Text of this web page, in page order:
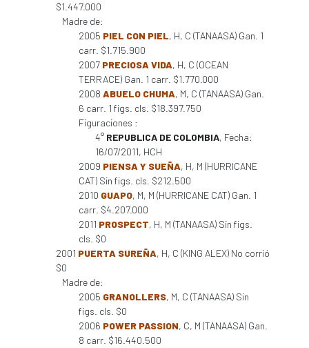
$1.447.000
Madre de:
2005 PIEL CON PIEL, H, C (TANAASA) Gan. 1
carr. $1.715.900
2007 PRECIOSA VIDA, H, C (OCEAN
TERRACE) Gan. 1 carr. $1.770.000
2008 ABUELO CHUMA, M, C (TANAASA) Gan.
6 carr. 1 figs. cls. $18.397.750
Figuraciones :
4° REPUBLICA DE COLOMBIA, Fecha:
16/07/2011, HCH
2009 PIENSA Y SUEÑA, H, M (HURRICANE
CAT) Sin figs. cls. $212.500
2010 GUAPO, M, M (HURRICANE CAT) Gan. 1
carr. $4.207.000
2011 PROSPECT, H, M (TANAASA) Sin figs.
cls. $0
2001 PUERTA SUREÑA, H, C (KING ALEX) No corrió
$0
Madre de:
2005 GRANOLLERS, M, C (TANAASA) Sin
figs. cls. $0
2006 POWER PASSION, C, M (TANAASA) Gan.
8 carr. $16.440.500